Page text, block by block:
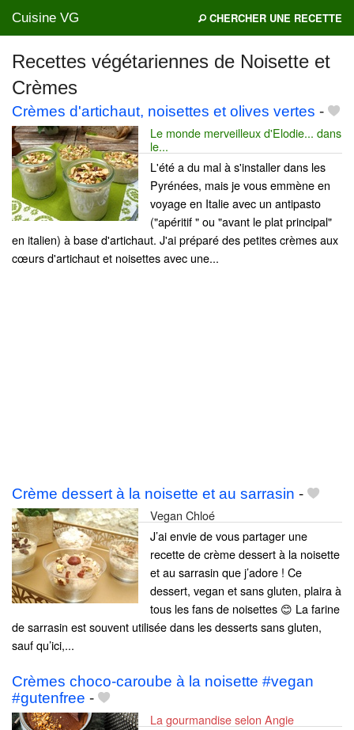
Cuisine VG CHERCHER UNE RECETTE
Recettes végétariennes de Noisette et
Crèmes
Crèmes d'artichaut, noisettes et olives vertes -
Le monde merveilleux d'Elodie... dans
le...
L'été a du mal à s'installer dans les
Pyrénées, mais je vous emmène en
voyage en Italie avec un antipasto
("apéritif " ou "avant le plat principal"
en italien) à base d'artichaut. J'ai préparé des petites crèmes aux
cœurs d'artichaut et noisettes avec une...
Crème dessert à la noisette et au sarrasin -
Vegan Chloé
J’ai envie de vous partager une
recette de crème dessert à la noisette
et au sarrasin que j’adore ! Ce
dessert, vegan et sans gluten, plaira à
tous les fans de noisettes 😊 La farine
de sarrasin est souvent utilisée dans les desserts sans gluten,
sauf qu’ici,...
Crèmes choco-caroube à la noisette #vegan
#gutenfree -
La gourmandise selon Angie